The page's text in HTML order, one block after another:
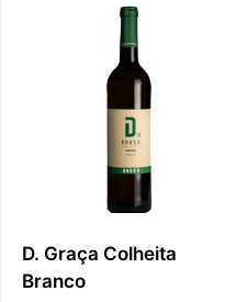
D. Graça Colheita
Branco